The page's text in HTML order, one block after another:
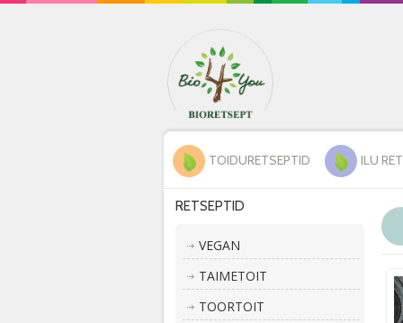
TOIDURETSEPTID ILU
RETSEPTID
VEGAN
TAIMETOIT
TOORTOIT